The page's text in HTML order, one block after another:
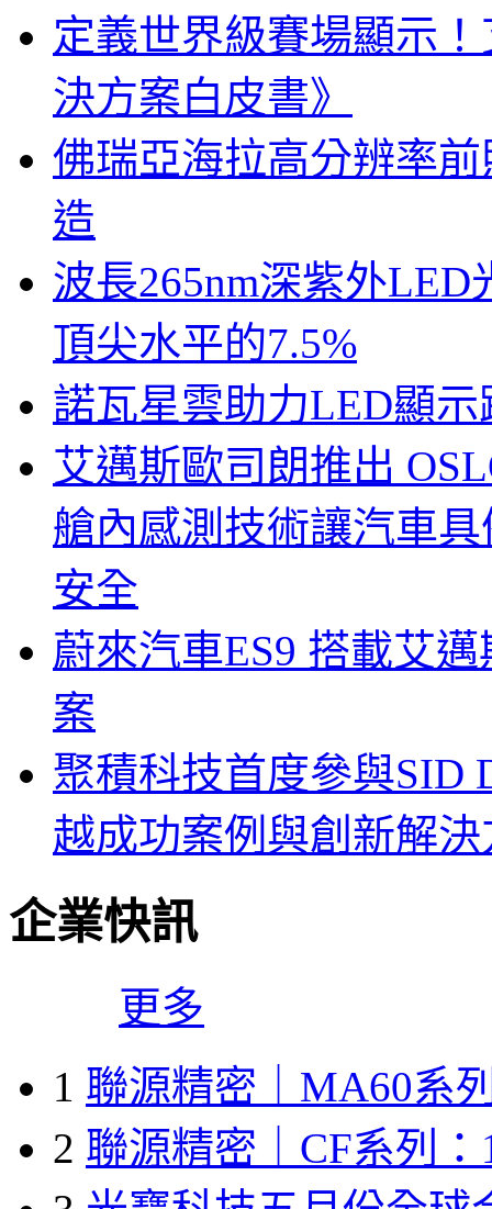
定義世界級賽場顯示
決方案白皮書》
佛瑞亞海拉高分辨率
造
波長265nm深紫外
頂尖水平的7.5%
諾瓦星雲助力LED顯
艾邁斯歐司朗推出
艙內感測技術讓汽車
安全
蔚來汽車ES9 搭載艾
案
聚積科技首度參與SID
越成功案例與創新解決
企業快訊
更多
1 聯源精密｜MA60系
2 聯源精密｜CF系列：